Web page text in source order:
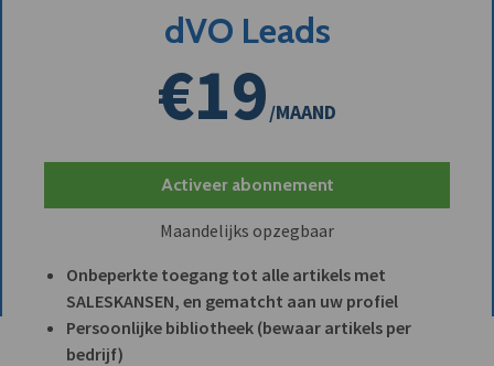
dVO Leads
€19/MAAND
Activeer abonnement
Maandelijks opzegbaar
Onbeperkte toegang tot alle artikels met
SALESKANSEN, en gematcht aan uw profiel
Persoonlijke bibliotheek (bewaar artikels per
bedrijf)